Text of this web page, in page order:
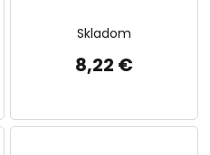
Skladom
8,22 €